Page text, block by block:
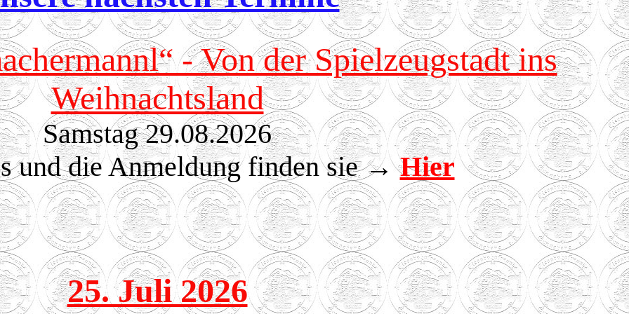
- Von der Spielzeugstadt ins
Weihnachtsland
Samstag 29.08.2026
und die Anmeldung finden sie →Hier
25. Juli 2026